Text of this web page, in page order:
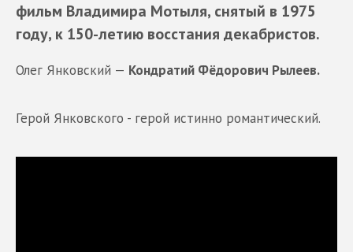
фильм Владимира Мотыля, снятый в 1975
году, к 150-летию восстания декабристов.
Олег Янковский — Кондратий Фёдорович Рылеев.
Герой Янковского - герой истинно романтический.